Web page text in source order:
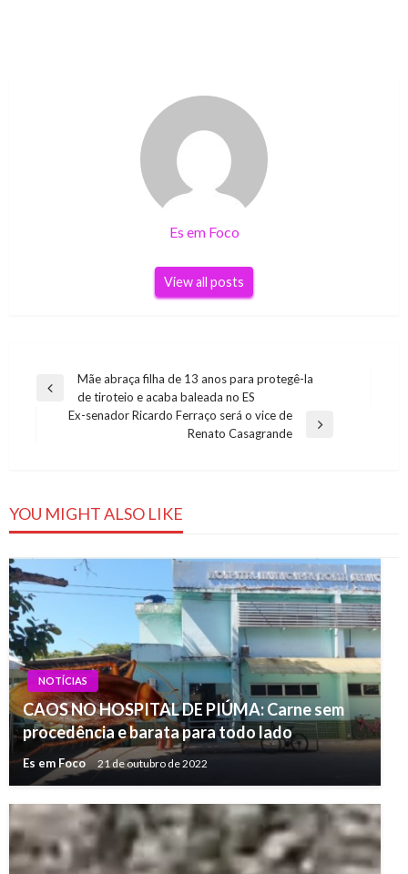
Es em Foco
View all posts
Navegação
Previous
Mãe abraça filha de 13 anos para protegê-la
de tiroteio e acaba baleada no ES
Ex-senador Ricardo Ferraço será o vice de
Renato Casagrande
YOU MIGHT ALSO LIKE
NOTÍCIAS
CAOS NO HOSPITAL DE PIÚMA: Carne sem
procedência e barata para todo lado
Es em Foco 21 de outubro de 2022